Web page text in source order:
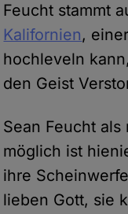
Feucht stammt
Kalifornien,
hochleveln
den Geist
Sean Feucht
möglich ist
ihre
lieben Gott, sie